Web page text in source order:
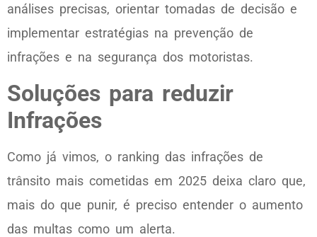
análises precisas, orientar tomadas de decisão e
implementar estratégias na prevenção de
infrações e na segurança dos motoristas.
Soluções para reduzir
Infrações
Como já vimos, o ranking das infrações de
trânsito mais cometidas em 2025 deixa claro que,
mais do que punir, é preciso entender o aumento
das multas como um alerta.